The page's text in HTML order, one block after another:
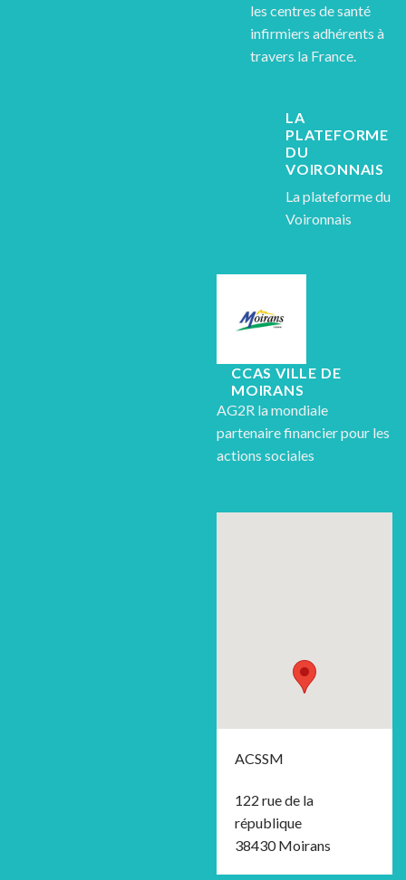
les centres de santé
infirmiers adhérents à
travers la France.
LA
PLATEFORME
DU
VOIRONNAIS
La plateforme du
Voironnais
CCAS VILLE DE
MOIRANS
AG2R la mondiale
partenaire financier pour les
actions sociales
ACSSM
122 rue de la
république
38430 Moirans